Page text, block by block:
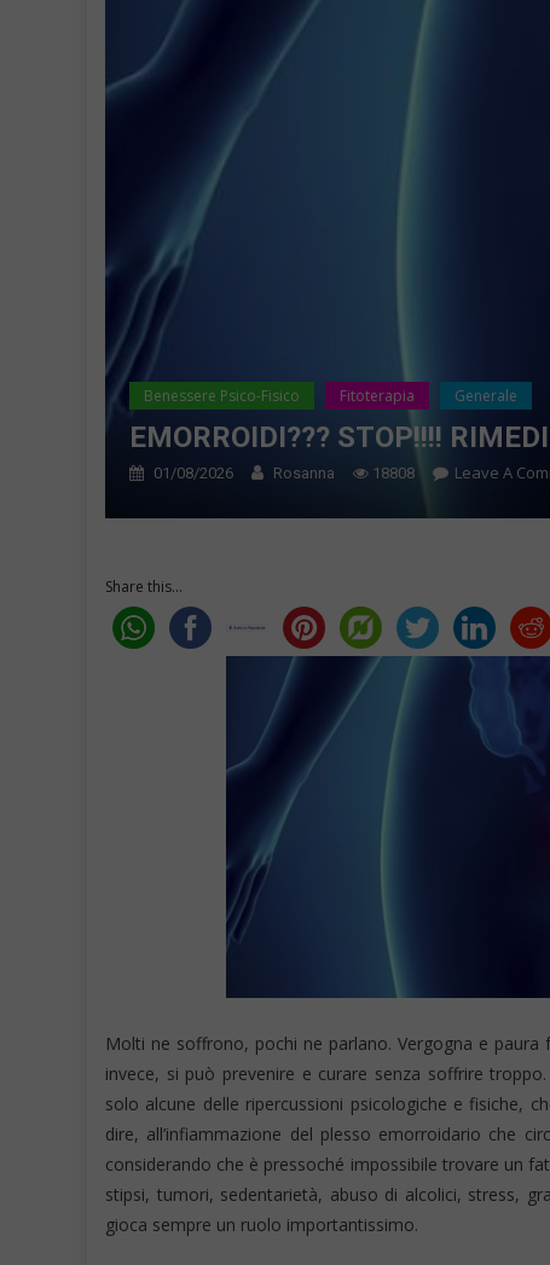
Benessere Psico-Fisico Fitoterapia Generale
EMORROIDI??? STOP!!!!
01/08/2026 Rosanna 18808 Leave A
Share this...
Molti ne soffrono, pochi ne parlano. Vergogna e
invece, si può prevenire e curare senza soffrire
solo alcune delle ripercussioni psicologiche e fisiche,
dire, all’infiammazione del plesso emorroidario che
considerando che è pressoché impossibile trovare un
stipsi, tumori, sedentarietà, abuso di alcolici, stress,
gioca sempre un ruolo importantissimo.